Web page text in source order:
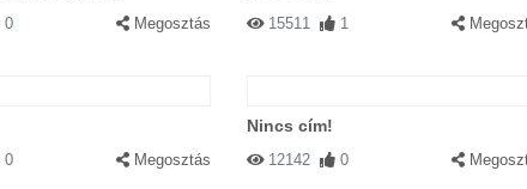
0 Megosztás 15511 1
0 Megosztás
Nincs cím!
12142 0